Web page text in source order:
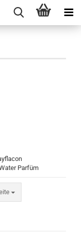
Parfüm